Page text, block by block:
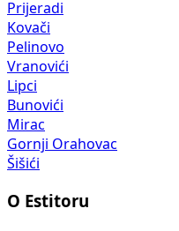
Prijeradi
Kovači
Pelinovo
Vranovići
Lipci
Bunovići
Mirac
Gornji Orahovac
Šišići
O Estitoru